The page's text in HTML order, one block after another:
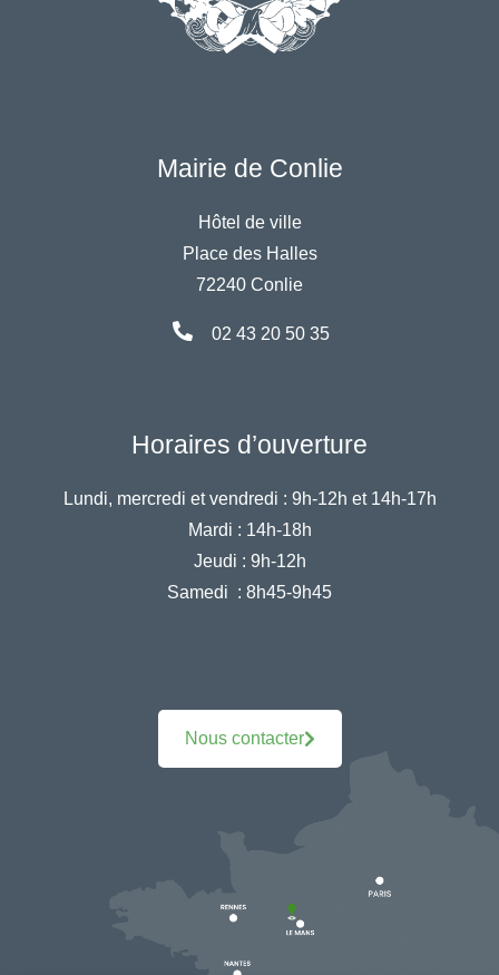
Mairie de Conlie
Hôtel de ville
Place des Halles
72240 Conlie
02 43 20 50 35
Horaires d’ouverture
Lundi, mercredi et vendredi : 9h-12h et 14h-17h
Mardi : 14h-18h
Jeudi : 9h-12h
Samedi : 8h45-9h45
Nous contacter